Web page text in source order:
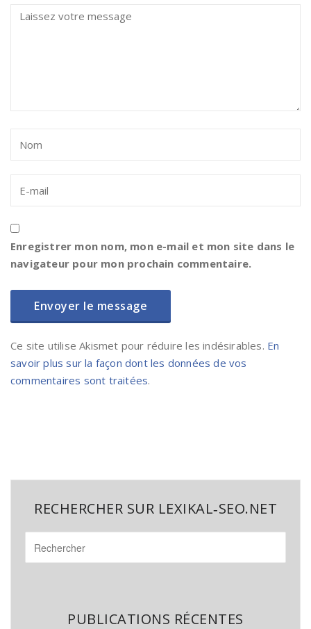
Enregistrer mon nom, mon e-mail et mon site dans le
navigateur pour mon prochain commentaire.
Ce site utilise Akismet pour réduire les indésirables. En
savoir plus sur la façon dont les données de vos
commentaires sont traitées.
RECHERCHER SUR LEXIKAL‑SEO.NET
PUBLICATIONS RÉCENTES